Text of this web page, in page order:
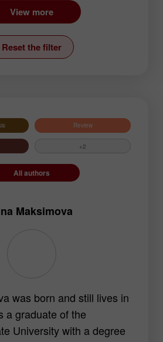
USDCAD
Silver
#USDX
View more
Reset the filter
Review
+2
All authors
Maksimova
was born and still lives in
a graduate of the
University with a degree